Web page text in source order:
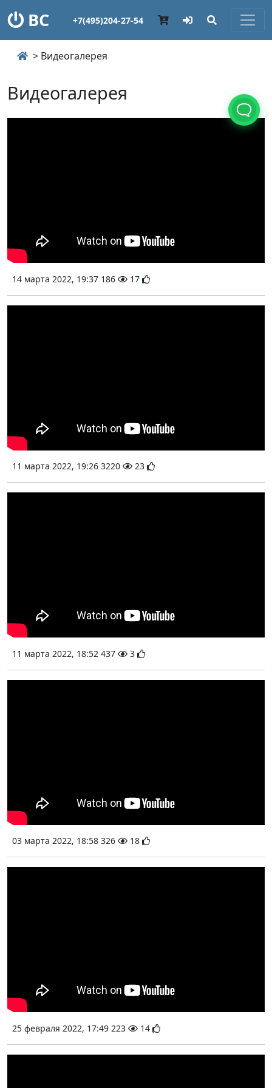
ВС +7(495)204-27-54
> Видеогалерея
Видеогалерея
14 марта 2022, 19:37 186 17
11 марта 2022, 19:26 3220 23
11 марта 2022, 18:52 437 3
03 марта 2022, 18:58 326 18
25 февраля 2022, 17:49 223 14